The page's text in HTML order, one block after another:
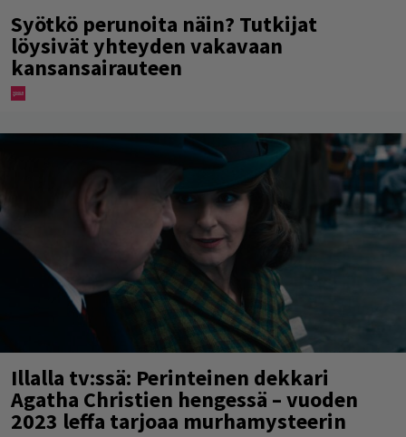
Syötkö perunoita näin? Tutkijat
löysivät yhteyden vakavaan
kansansairauteen
Illalla tv:ssä: Perinteinen dekkari
Agatha Christien hengessä – vuoden
2023 leffa tarjoaa murhamysteerin